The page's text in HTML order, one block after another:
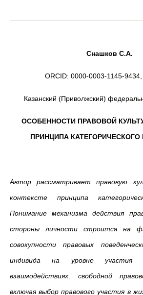
Снашков C.А.
ORCID: 0000-0003-1145-
Казанский (Приволжский)
ОСОБЕННОСТИ ПРАВОВОЙ
ПРИНЦИПА КАТЕГОРИЧЕСКОГО
Автор рассматривает правовую
контексте принципа
Понимание механизма действия
стороны личности строится на
совокупности правовых
индивида на уровне участия
взаимодействиях, свободной
включая выбор правового участия в